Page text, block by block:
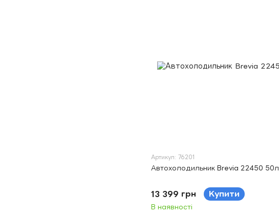
Артикул: 76201
Автохолодильник Brevia 22450 50л
13 399 грн Купити
В наявності